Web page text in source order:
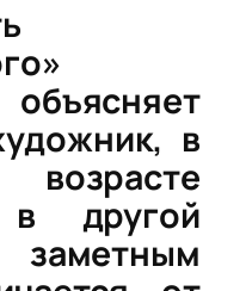
в
в другой